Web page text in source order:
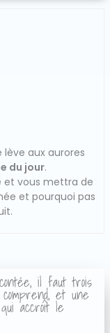
lève aux aurores
du jour.
et vous mettra de
et pourquoi pas
il faut trois
et une
accroît le